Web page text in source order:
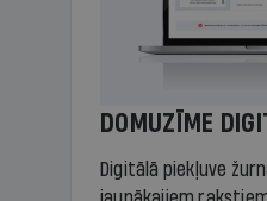
DOMUZĪME
Digitālā piekļuve